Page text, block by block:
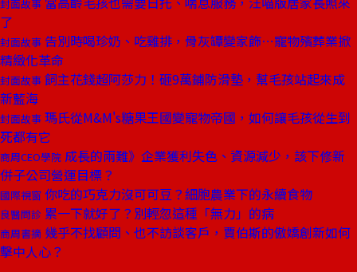
封面故事
了
封面故事 告別時喝珍奶、吃雞排，骨灰罈變家飾⋯寵物殯葬業掀
精緻化革命
封面故事 飼主花錢超阿莎力！砸9萬鋪防滑墊，幫毛孩站起來成
新藍海
封面故事 瑪氏從M&M's糖果王國變寵物帝國，如何讓毛孩從生到
死都有它
商周CEO學院 成長的兩難》企業獲利失色、資源減少，該下修新
併子公司營運目標？
國際視窗 你吃的巧克力沒可可豆？細胞農業下的永續食物
良醫問診 累一下就好了？別輕忽這種「無力」的病
商周書摘 幾乎不找顧問、也不訪談客戶，賈伯斯的傲嬌創新如何
擊中人心？